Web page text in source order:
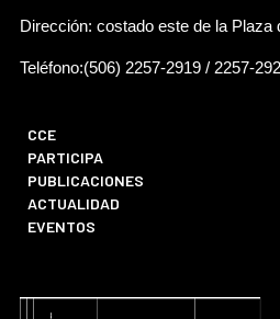
Dirección: costado este de la Plaza
Teléfono:(506) 2257-2919 / 2257-
CCE
PARTICIPA
PUBLICACIONES
ACTUALIDAD
EVENTOS